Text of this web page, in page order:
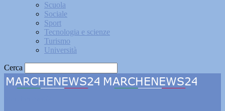
Scuola
Sociale
Sport
Tecnologia e scienze
Turismo
Università
Cerca